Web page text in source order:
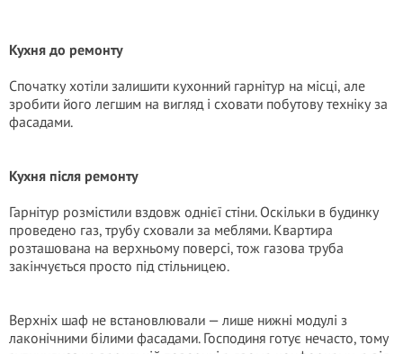
Кухня до ремонту
Спочатку хотіли залишити кухонний гарнітур на місці, але
зробити його легшим на вигляд і сховати побутову техніку за
фасадами.
Кухня після ремонту
Гарнітур розмістили вздовж однієї стіни. Оскільки в будинку
проведено газ, трубу сховали за меблями. Квартира
розташована на верхньому поверсі, тож газова труба
закінчується просто під стільницею.
Верхніх шаф не встановлювали — лише нижні модулі з
лаконічними білими фасадами. Господиня готує нечасто, тому